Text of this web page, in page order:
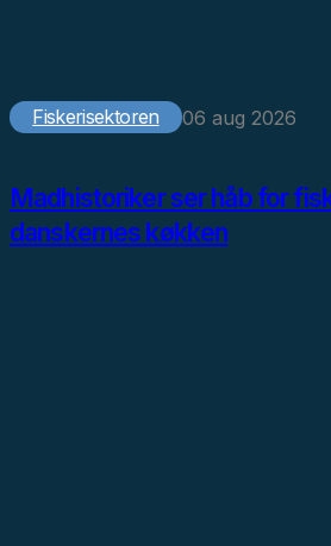
Fiskerisektoren 06 aug 2026
Madhistoriker ser håb for
danskernes køkken